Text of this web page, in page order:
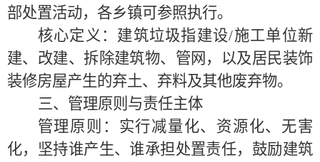
部处置活动，各乡镇可参照执行。
核心定义：建筑垃圾指建设/施工单位新
建、改建、拆除建筑物、管网，以及居民装饰
装修房屋产生的弃土、弃料及其他废弃物。
三、管理原则与责任主体
管理原则 ： 实行减量化、资源化、无害
化，坚持谁产生、谁承担处置责任，鼓励建筑